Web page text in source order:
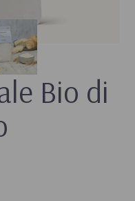
Bio di